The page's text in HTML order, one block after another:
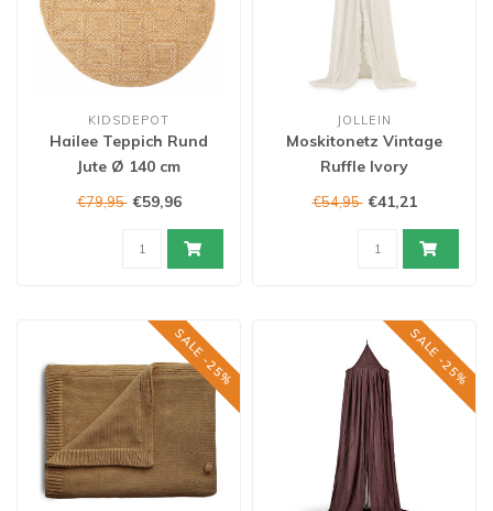
KIDSDEPOT
Hailee Teppich Rund
Jute Ø 140 cm
€79,95 €59,96
JOLLEIN
Moskitonetz Vintage
Ruffle Ivory
€54,95 €41,21
SALE -25% SALE -25%